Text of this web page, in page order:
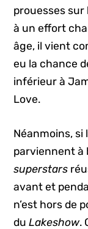
prouesses sur
à un effort
âge, il vient
eu la chance
inférieur à
Love.
Néanmoins, si
parviennent à
superstars
avant et
n’est hors de
duLakeshow.